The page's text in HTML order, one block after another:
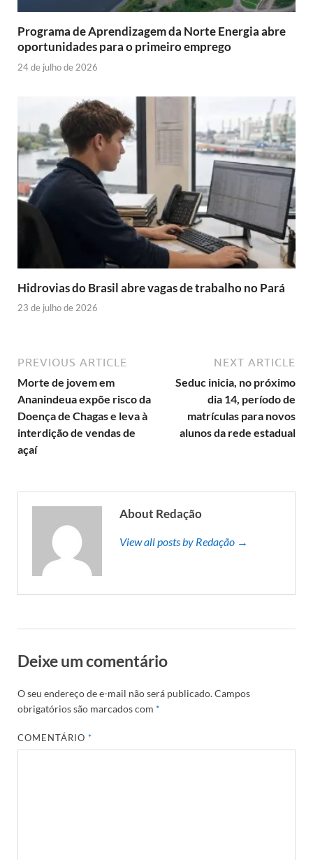
Programa de Aprendizagem da Norte Energia abre
oportunidades para o primeiro emprego
24 de julho de 2026
Hidrovias do Brasil abre vagas de trabalho no Pará
23 de julho de 2026
PREVIOUS ARTICLE
Morte de jovem em
Ananindeua expõe risco da
Doença de Chagas e leva à
interdição de vendas de
açaí
NEXT ARTICLE
Seduc inicia, no próximo
dia 14, período de
matrículas para novos
alunos da rede estadual
About Redação
View all posts by Redação →
Deixe um comentário
O seu endereço de e-mail não será publicado.Campos
obrigatórios são marcados com *
COMENTÁRIO*